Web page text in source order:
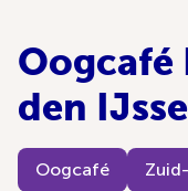
Oogcafé
den
Oogcafé